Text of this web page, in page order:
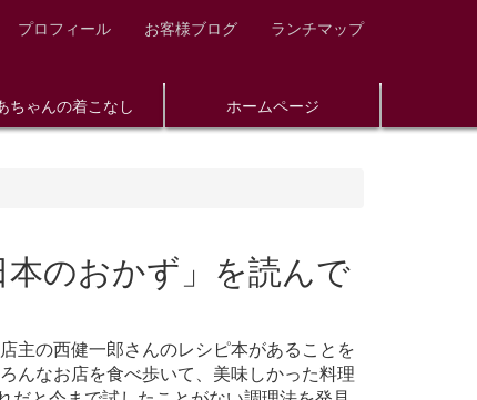
プロフィール お客様ブログ ランチマップ
ちゃんの着こなし ホームページ
本のおかず」を読んで
主の西健一郎さんのレシピ本があることを
んなお店を食べ歩いて、美味しかった料理